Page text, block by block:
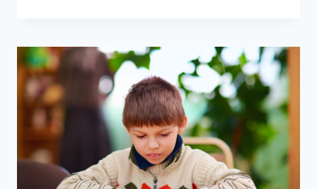
COMO
IMPLEMENTAR
MÉTODO
PECS
CASA
NA
ESCOLA